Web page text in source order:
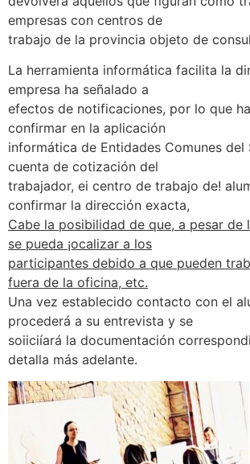
empresas con centros de
trabajo de la provincia objeto de
La herramienta informática facilita la
empresa ha señalado a
efectos de notificaciones, por lo que
confirmar en la aplicación
informática de Entidades Comunes del
cuenta de cotización del
trabajador, ei centro de trabajo de!
confirmar la dirección exacta,
Cabe la posibilidad de que, a pesar de
se pueda ¡ocalizar a los
participantes debido a que pueden
fuera de la oficina, etc.
Una vez establecido contacto con el
procederá a su entrevista y se
soiiciíará la documentación
detalla más adelante.